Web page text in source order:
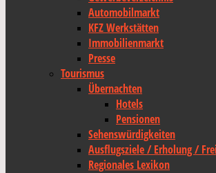
Automobilmarkt
KFZ Werkstätten
Immobilienmarkt
Presse
Tourismus
Übernachten
Hotels
Pensionen
Sehenswürdigkeiten
Ausflugsziele / Erholung /
Regionales Lexikon